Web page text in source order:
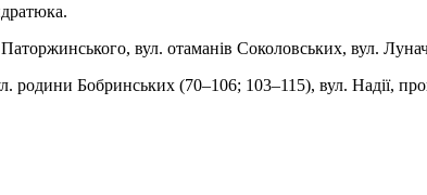
вул. отаманів Соколовських, вул.
Бобринських (70–106; 103–115), вул. Надії,